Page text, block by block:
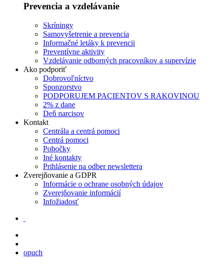
Prevencia a vzdelávanie
Skríningy
Samovyšetrenie a prevencia
Informačné letáky k prevencii
Preventívne aktivity
Vzdelávanie odborných pracovníkov a supervízie
Ako podporiť
Dobrovoľníctvo
Sponzorstvo
PODPORUJEM PACIENTOV S RAKOVINOU
2% z dane
Deň narcisov
Kontakt
Centrála a centrá pomoci
Centrá pomoci
Pobočky
Iné kontakty
Prihlásenie na odber newslettera
Zverejňovanie a GDPR
Informácie o ochrane osobných údajov
Zverejňovanie informácií
Infožiadosť
opuch